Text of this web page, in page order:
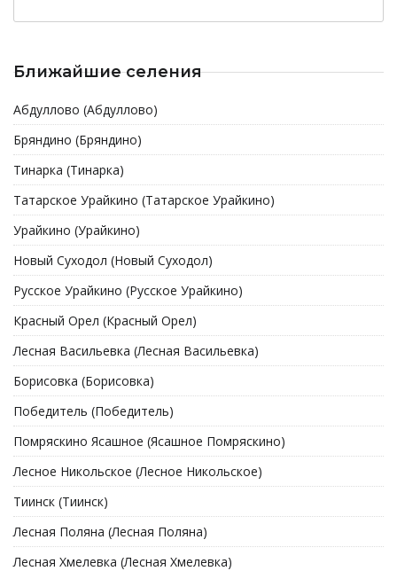
Ближайшие селения
Абдуллово (Абдуллово)
Бряндино (Бряндино)
Тинарка (Тинарка)
Татарское Урайкино (Татарское Урайкино)
Урайкино (Урайкино)
Новый Суходол (Новый Суходол)
Русское Урайкино (Русское Урайкино)
Красный Орел (Красный Орел)
Лесная Васильевка (Лесная Васильевка)
Борисовка (Борисовка)
Победитель (Победитель)
Помряскино Ясашное (Ясашное Помряскино)
Лесное Никольское (Лесное Никольское)
Тиинск (Тиинск)
Лесная Поляна (Лесная Поляна)
Лесная Хмелевка (Лесная Хмелевка)